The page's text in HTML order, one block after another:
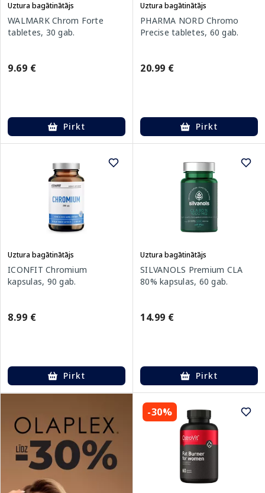
Uztura bagātinātājs
WALMARK Chrom Forte
tabletes, 30 gab.
9.69 €
Pirkt
Uztura bagātinātājs
PHARMA NORD Chromo
Precise tabletes, 60 gab.
20.99 €
Pirkt
Uztura bagātinātājs
ICONFIT Chromium
kapsulas, 90 gab.
8.99 €
Pirkt
Uztura bagātinātājs
SILVANOLS Premium CLA
80% kapsulas, 60 gab.
14.99 €
Pirkt
-30%